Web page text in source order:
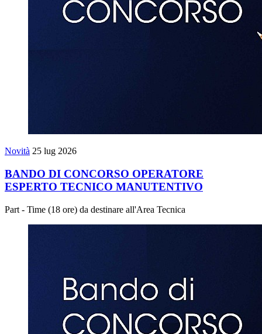
Novità 25 lug 2026
BANDO DI CONCORSO OPERATORE
ESPERTO TECNICO MANUTENTIVO
Part - Time (18 ore) da destinare all'Area Tecnica